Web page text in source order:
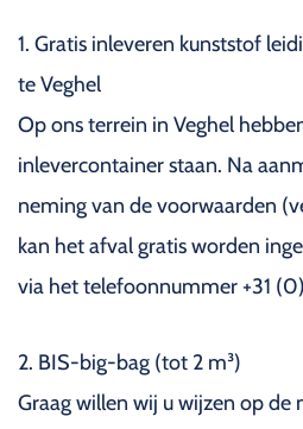
1. Gratis inleveren kunststof
te Veghel
Op ons terrein in Veghel
inlevercontainer staan. Na
neming van de voorwaarden
kan het afval gratis worden
via het telefoonnummer +31
2. BIS-big-bag (tot 2 m³)
Graag willen wij u wijzen op de